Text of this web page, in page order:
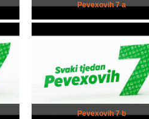
Pevexovih 7 a
Pevexovih 7 b